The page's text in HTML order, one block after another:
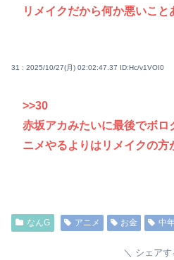
リメイクだから何か悪いこと
31 : 2025/10/27(月) 02:02:47.37 ID:Hc/v1VOI0
>>30
赤坂アカみたいに最後でボロ
ニメやるよりはリメイクの方
なんG アニメ お金 中
シェアす